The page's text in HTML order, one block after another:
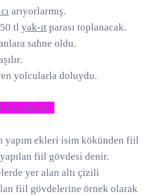
arıyorlarmış.
tl yak-ıt parası toplanacak.
sahne oldu.
yolcularla doluydu.
Gövdeleri :
ekleri isim kökünden fiil
fiil gövdesi denir.
yer alan altı çizili
fiil gövdelerine örnek olarak